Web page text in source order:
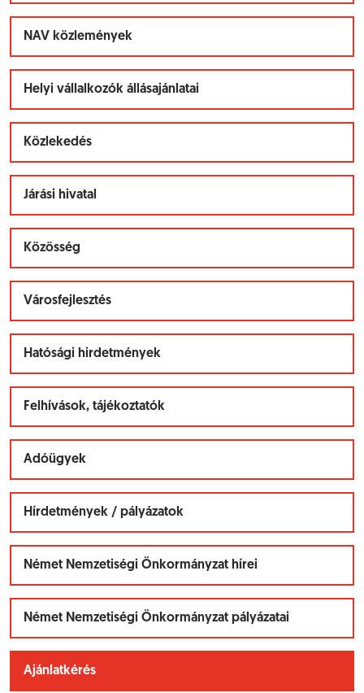
NAV közlemények
Helyi vállalkozók állásajánlatai
Közlekedés
Járási hivatal
Közösség
Városfejlesztés
Hatósági hirdetmények
Felhívások, tájékoztatók
Adóügyek
Hírdetmények / pályázatok
Német Nemzetiségi Önkormányzat hírei
Német Nemzetiségi Önkormányzat pályázatai
Ajánlatkérés